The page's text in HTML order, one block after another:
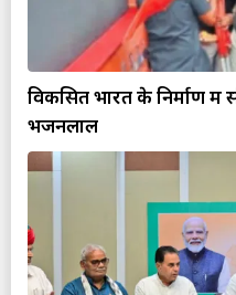
विकसित भारत के निर्माण में
भजनलाल